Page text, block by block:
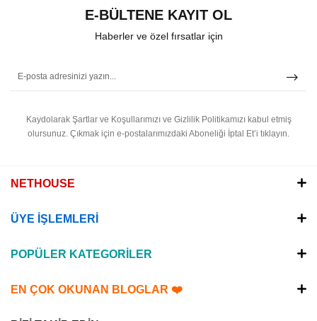
E-BÜLTENE KAYIT OL
Haberler ve özel fırsatlar için
Kaydolarak Şartlar ve Koşullarımızı ve Gizlilik Politikamızı kabul etmiş
olursunuz. Çıkmak için e-postalarımızdaki Aboneliği İptal Et’i tıklayın.
NETHOUSE
ÜYE İŞLEMLERİ
POPÜLER KATEGORİLER
EN ÇOK OKUNAN BLOGLAR ❤️